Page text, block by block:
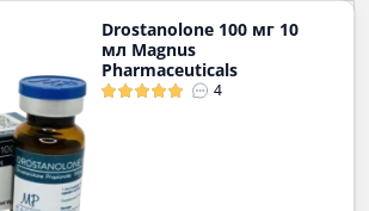
Drostanolone 100 мг 10
мл Magnus
Pharmaceuticals
4